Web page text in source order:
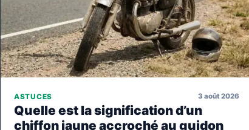
ASTUCES 3 août 2026
Quelle est la signification d’un
chiffon jaune accroché au guidon